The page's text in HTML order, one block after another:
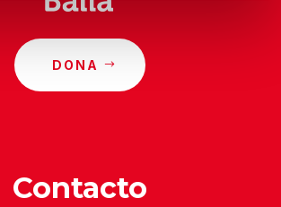
DONA
Contacto